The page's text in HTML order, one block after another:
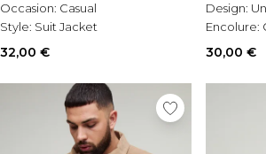
Occasion: Casual
Style: Suit Jacket
32,00 €
Design:
Encolure:
30,00 €